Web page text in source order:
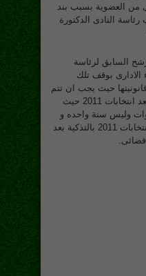
من العضوية بسبب بند
النادى الدكتورة
السابق لرئاسة
بوقف تلك
حيث يجب ان تتم
على المناصب الشاغرة فقط بعد انتخابات 2011 حيث
رئاسة المجلس 4 سنوات وليس سنة واحده و
هو يعتبر بحكم القانون فائزا بانتخابات 2011 بالتذكية بعد